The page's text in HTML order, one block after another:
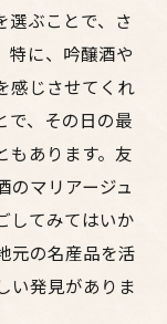
へ
出した料理
ニュー
鮮さ
み方
選ぶ
のおすすめ居
選ぶことで、さ
特に、吟醸酒や
感じさせてくれ
で、その日の最
もあります。友
のマリアージュ
してみてはいか
元の名産品を活
い発見がありま